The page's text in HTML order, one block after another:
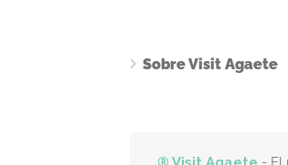
Sobre Visit Agaete